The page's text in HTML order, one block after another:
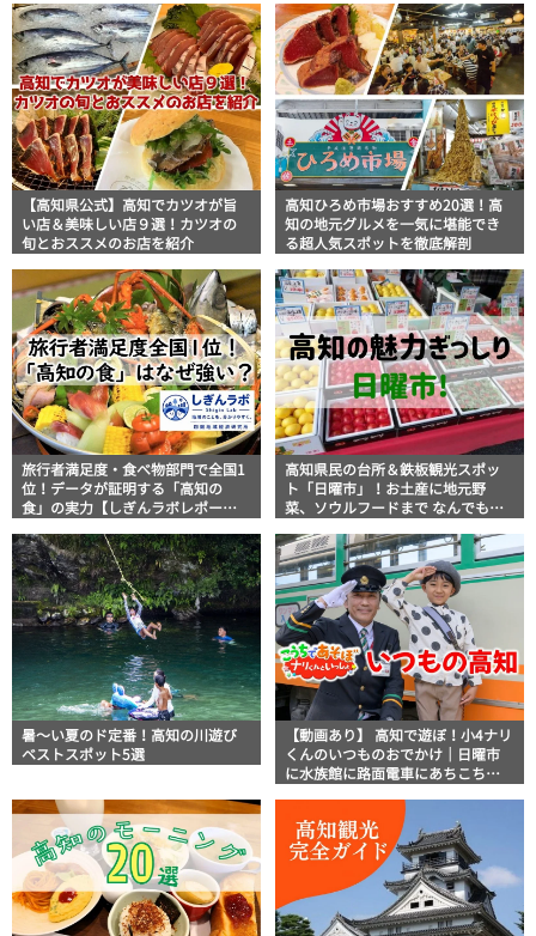
【高知県公式】高知でカツオが旨
い店＆美味しい店９選！カツオの
旬とおススメのお店を紹介
高知ひろめ市場おすすめ20選！高
知の地元グルメを一気に堪能でき
る超人気スポットを徹底解剖
旅行者満足度・食べ物部門で全国1
位！データが証明する「高知の
食」の実力【しぎんラボレポー
高知県民の台所＆鉄板観光スポッ
ト「日曜市」！お土産に地元野
菜、ソウルフードまで なんでもそ
説！
暑～い夏のド定番！高知の川遊び
ベストスポット5選
【動画あり】 高知で遊ぼ！小4ナリ
くんのいつものおでかけ｜日曜市
に水族館に路面電車にあちこち巡